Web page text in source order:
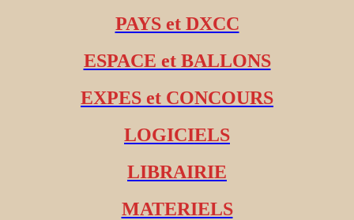
PAYS et DXCC
ESPACE et BALLONS
EXPES et CONCOURS
LOGICIELS
LIBRAIRIE
MATERIELS